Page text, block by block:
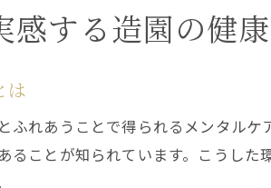
造園作業で得られる土と
土に触れることで心も体
造園で体感する自然との
感する造園の健
は
ふれあうことで得られるメンタル
ることが知られています。こうし